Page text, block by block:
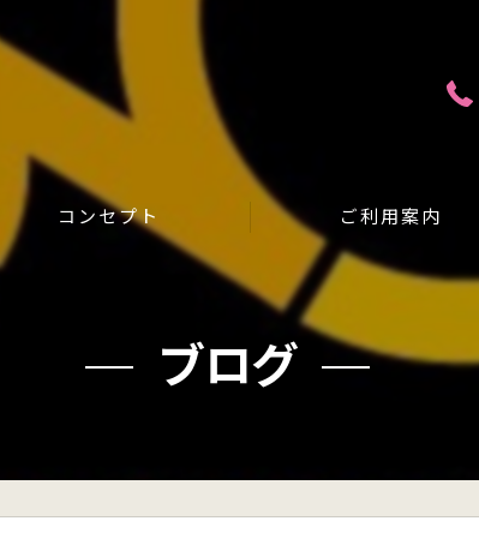
コンセプト
ダイエットしたい方
ご利用案内
ブログ